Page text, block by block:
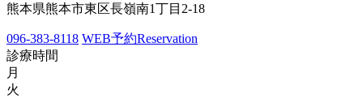
熊本県熊本市東区長嶺南1丁目2-18
096-383-8118 WEB予約Reservation
診療時間
月
火